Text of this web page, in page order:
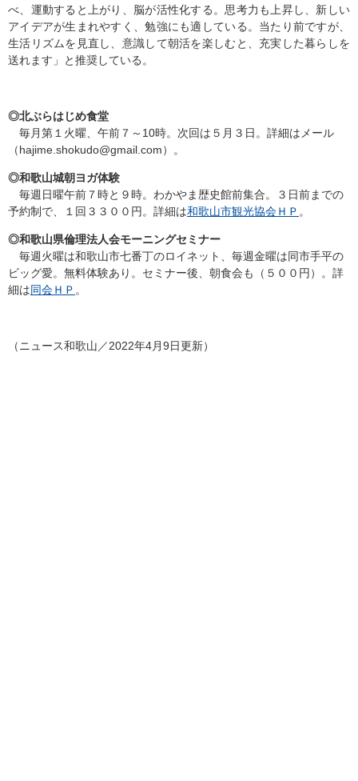
べ、運動すると上がり、脳が活性化する。思考力も上昇し、新しい
アイデアが生まれやすく、勉強にも適している。当たり前ですが、
生活リズムを見直し、意識して朝活を楽しむと、充実した暮らしを
送れます」と推奨している。
◎北ぶらはじめ食堂
毎月第１火曜、午前７～10時。次回は５月３日。詳細はメール
（hajime.shokudo@gmail.com）。
◎和歌山城朝ヨガ体験
毎週日曜午前７時と９時。わかやま歴史館前集合。３日前までの
予約制で、１回３３００円。詳細は和歌山市観光協会ＨＰ 。
◎和歌山県倫理法人会モーニングセミナー
毎週火曜は和歌山市七番丁のロイネット、毎週金曜は同市手平の
ビッグ愛。無料体験あり。セミナー後、朝食会も（５００円）。詳
細は同会ＨＰ 。
（ニュース和歌山／2022年4月9日更新）